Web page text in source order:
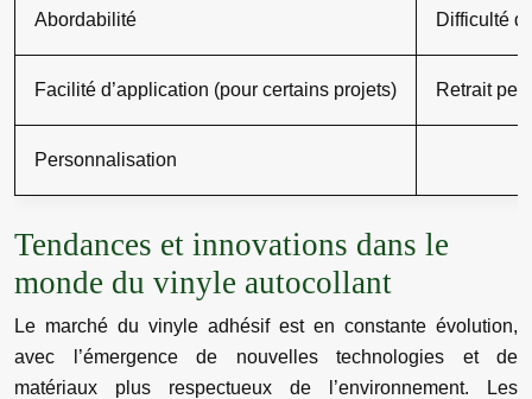
Abordabilité Difficulté
Facilité d’application (pour certains projets) Retrait
Personnalisation
Tendances et innovations dans le
monde du vinyle autocollant
Le marché du vinyle adhésif est en constante évolution,
avec l’émergence de nouvelles technologies et de
matériaux plus respectueux de l’environnement. Les